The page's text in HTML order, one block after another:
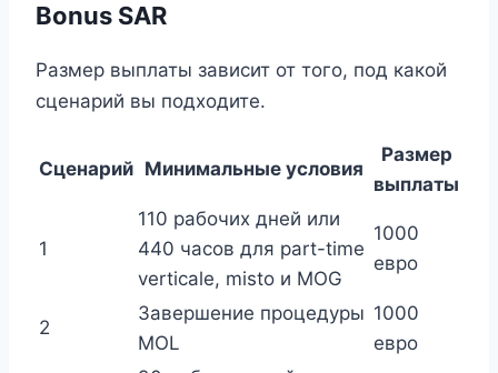
Bonus SAR
Размер выплаты зависит от того, под какой
сценарий вы подходите.
Сценарий Минимальные условия
Размер
выплаты
1
110 рабочих дней или
440 часов для part-time
verticale, misto и MOG
1000
евро
2
Завершение процедуры
MOL
1000
евро